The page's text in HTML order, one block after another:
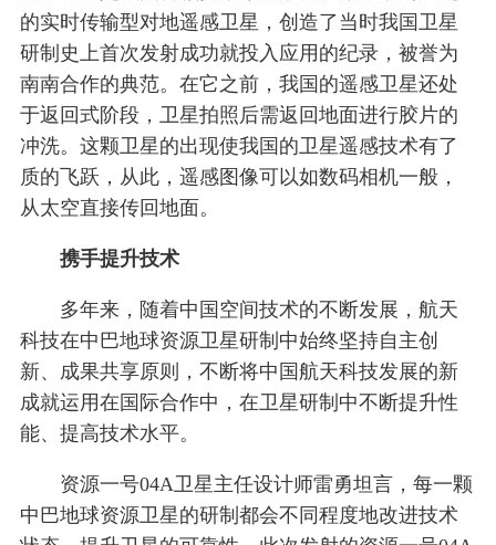
的实时传输型对地遥感卫星，创造了当时我国卫星
研制史上首次发射成功就投入应用的纪录，被誉为
南南合作的典范。在它之前，我国的遥感卫星还处
于返回式阶段，卫星拍照后需返回地面进行胶片的
冲洗。这颗卫星的出现使我国的卫星遥感技术有了
质的飞跃，从此，遥感图像可以如数码相机一般，
从太空直接传回地面。
携手提升技术
多年来，随着中国空间技术的不断发展，航天
科技在中巴地球资源卫星研制中始终坚持自主创
新、成果共享原则，不断将中国航天科技发展的新
成就运用在国际合作中，在卫星研制中不断提升性
能、提高技术水平。
资源一号04A卫星主任设计师雷勇坦言，每一颗
中巴地球资源卫星的研制都会不同程度地改进技术